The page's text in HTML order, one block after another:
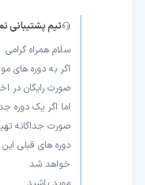
تیم پشتیبانی
اگر به دوره های
اما اگر یک دوره
صورت جداگانه
دوره های قبلی